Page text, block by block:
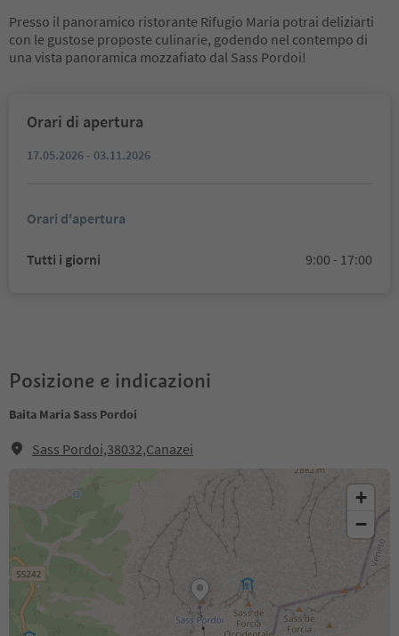
Presso il panoramico ristorante Rifugio Maria potrai deliziarti
con le gustose proposte culinarie, godendo nel contempo di
una vista panoramica mozzafiato dal Sass Pordoi!
Orari di apertura
17.05.2026 - 03.11.2026
Orari d'apertura
Tutti i giorni 9:00 - 17:00
Posizione e indicazioni
Baita Maria Sass Pordoi
Sass Pordoi,38032,Canazei
+
−